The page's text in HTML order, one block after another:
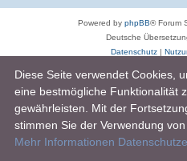
Powered by phpBB® Forum
Deutsche
Datenschutz|
Diese Seite verwendet Cookies,
eine bestmögliche Funktionalität
gewährleisten. Mit der
stimmen Sie der Verwendung von
Mehr Informationen